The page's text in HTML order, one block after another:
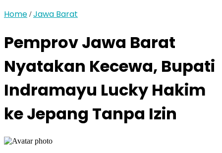
Home /Jawa Barat
Pemprov Jawa Barat
Nyatakan Kecewa, Bupati
Indramayu Lucky Hakim
ke Jepang Tanpa Izin